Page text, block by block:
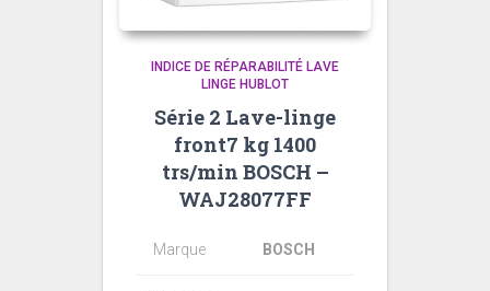
INDICE DE RÉPARABILITÉ LAVE
LINGE HUBLOT
Série 2 Lave-linge
front7 kg 1400
trs/min BOSCH –
WAJ28077FF
Marque BOSCH